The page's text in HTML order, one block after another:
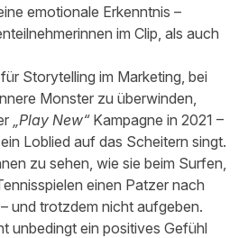
emotionale Erkenntnis –
im Clip, als auch
Storytelling im Marketing, bei
Monster zu überwinden,
Play New“ Kampagne in 2021 –
Loblied auf das Scheitern singt.
zu sehen, wie sie beim Surfen,
einen Patzer nach
und trotzdem nicht aufgeben.
unbedingt ein positives Gefühl